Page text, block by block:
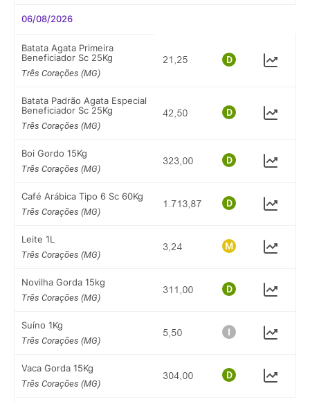
06/08/2026
Batata Agata Primeira
Beneficiador Sc 25Kg
Três Corações (MG)
Batata Padrão Agata Especial
Beneficiador Sc 25Kg
Três Corações (MG)
Boi Gordo 15Kg
Três Corações (MG)
Café Arábica Tipo 6 Sc 60Kg
Três Corações (MG)
Leite 1L
Três Corações (MG)
Novilha Gorda 15kg
Três Corações (MG)
Suíno 1Kg
Três Corações (MG)
Vaca Gorda 15Kg
Três Corações (MG)